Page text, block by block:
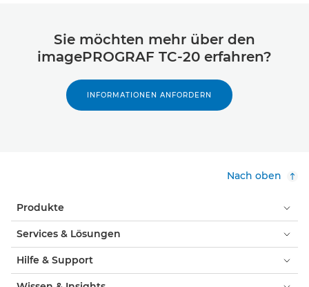
Sie möchten mehr über den
imagePROGRAF TC-20 erfahren?
INFORMATIONEN ANFORDERN
Nach oben
Produkte
Services & Lösungen
Hilfe & Support